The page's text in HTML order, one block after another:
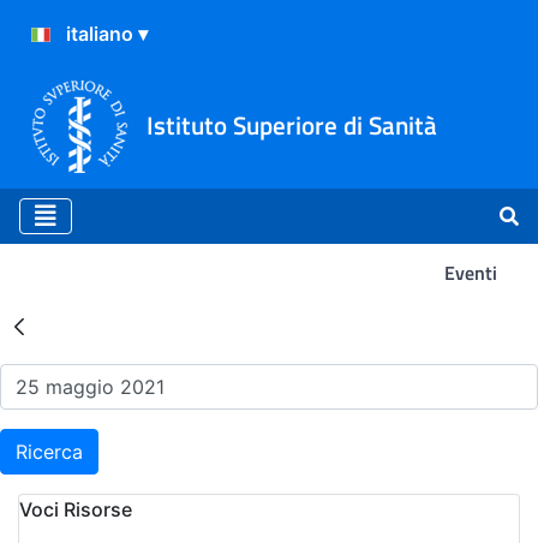
Istituto Superiore di Sanità
Eventi
Risultati della Ricerca -
Ricerca
Voci Risorse